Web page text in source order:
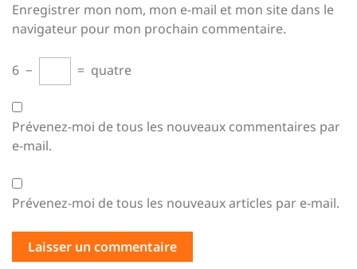
Enregistrer mon nom, mon e-mail et mon site dans le
navigateur pour mon prochain commentaire.
6 − = quatre
Prévenez-moi de tous les nouveaux commentaires par
e-mail.
Prévenez-moi de tous les nouveaux articles par e-mail.